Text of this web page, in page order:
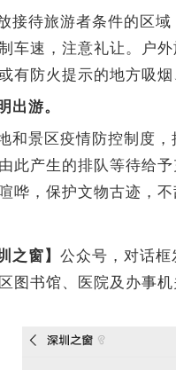
接待旅游者条件的区
车速，注意礼让。户
有防火提示的地方吸烟
出游。
和景区疫情防控制度
此产生的排队等待给
哗，保护文物古迹，不
之窗】 公众号，对话
图书馆、医院及办事